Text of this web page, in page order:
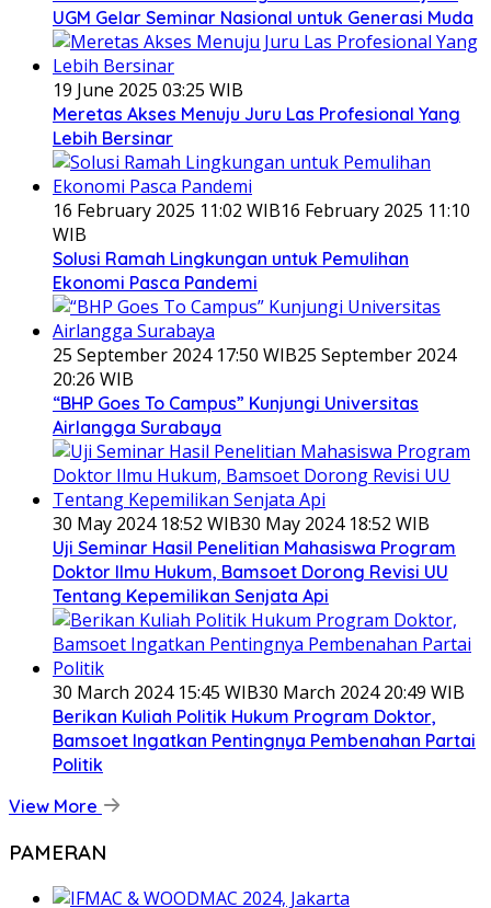
UGM Gelar Seminar Nasional untuk Generasi Muda
19 June 2025 03:25 WIB
Meretas Akses Menuju Juru Las Profesional Yang
Lebih Bersinar
16 February 2025 11:02 WIB16 February 2025 11:10
WIB
Solusi Ramah Lingkungan untuk Pemulihan
Ekonomi Pasca Pandemi
25 September 2024 17:50 WIB25 September 2024
20:26 WIB
“BHP Goes To Campus” Kunjungi Universitas
Airlangga Surabaya
30 May 2024 18:52 WIB30 May 2024 18:52 WIB
Uji Seminar Hasil Penelitian Mahasiswa Program
Doktor Ilmu Hukum, Bamsoet Dorong Revisi UU
Tentang Kepemilikan Senjata Api
30 March 2024 15:45 WIB30 March 2024 20:49 WIB
Berikan Kuliah Politik Hukum Program Doktor,
Bamsoet Ingatkan Pentingnya Pembenahan Partai
Politik
View More
PAMERAN